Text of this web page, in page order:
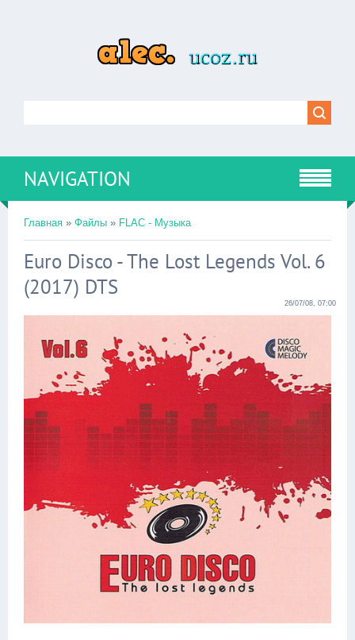
NAVIGATION
Главная » Файлы » FLAC - Музыка
Euro Disco - The Lost Legends Vol. 6
(2017) DTS
26/07/08, 07:00